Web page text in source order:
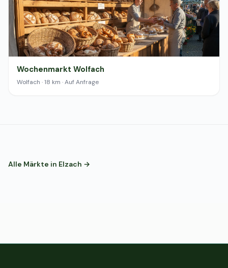
Wochenmarkt Wolfach
Wolfach · 18 km · Auf Anfrage
Alle Märkte in Elzach →